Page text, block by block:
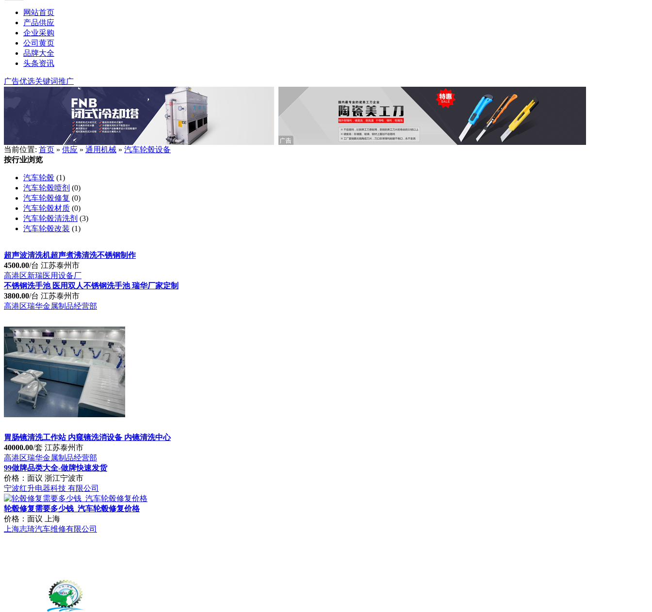
网站首页
产品供应
企业采购
公司黄页
品牌大全
头条资讯
广告优选关键词推广
当前位置: 首页 » 供应 » 通用机械 » 汽车轮毂设备
按行业浏览
汽车轮毂 (1)
汽车轮毂喷剂 (0)
汽车轮毂修复 (0)
汽车轮毂材质 (0)
汽车轮毂清洗剂 (3)
汽车轮毂改装 (1)
超声波清洗机超声煮沸清洗不锈钢制作
4500.00/台 江苏泰州市
高港区新瑞医用设备厂
不锈钢洗手池 医用双人不锈钢洗手池 瑞华厂家定制